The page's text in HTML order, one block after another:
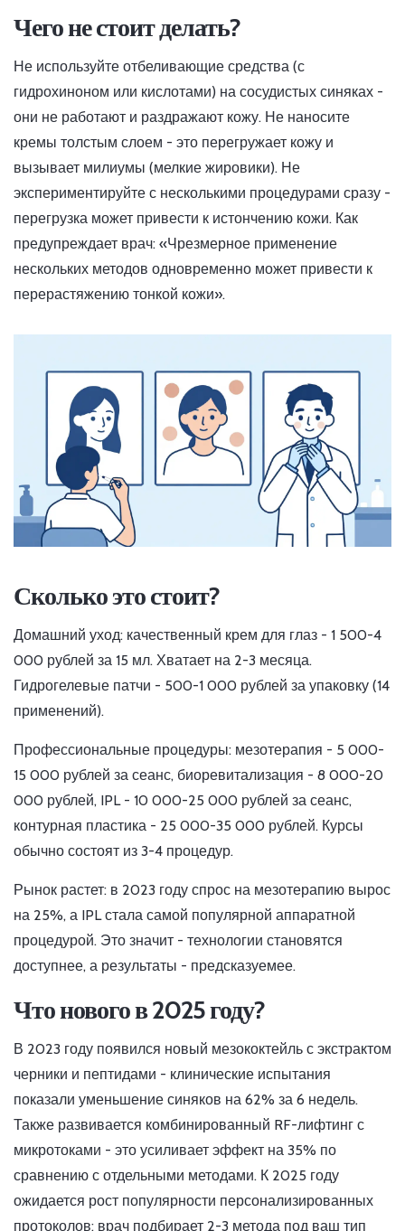
Чего не стоит делать?
Не используйте отбеливающие средства (с
гидрохиноном или кислотами) на сосудистых синяках -
они не работают и раздражают кожу. Не наносите
кремы толстым слоем - это перегружает кожу и
вызывает милиумы (мелкие жировики). Не
экспериментируйте с несколькими процедурами сразу -
перегрузка может привести к истончению кожи. Как
предупреждает врач: «Чрезмерное применение
нескольких методов одновременно может привести к
перерастяжению тонкой кожи».
Сколько это стоит?
Домашний уход: качественный крем для глаз - 1 500-4
000 рублей за 15 мл. Хватает на 2-3 месяца.
Гидрогелевые патчи - 500-1 000 рублей за упаковку (14
применений).
Профессиональные процедуры: мезотерапия - 5 000-
15 000 рублей за сеанс, биоревитализация - 8 000-20
000 рублей, IPL - 10 000-25 000 рублей за сеанс,
контурная пластика - 25 000-35 000 рублей. Курсы
обычно состоят из 3-4 процедур.
Рынок растет: в 2023 году спрос на мезотерапию вырос
на 25%, а IPL стала самой популярной аппаратной
процедурой. Это значит - технологии становятся
доступнее, а результаты - предсказуемее.
Что нового в 2025 году?
В 2023 году появился новый мезококтейль с экстрактом
черники и пептидами - клинические испытания
показали уменьшение синяков на 62% за 6 недель.
Также развивается комбинированный RF-лифтинг с
микротоками - это усиливает эффект на 35% по
сравнению с отдельными методами. К 2025 году
ожидается рост популярности персонализированных
протоколов: врач подбирает 2-3 метода под ваш тип